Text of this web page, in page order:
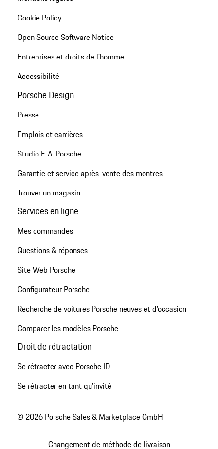
Cookie Policy
Open Source Software Notice
Entreprises et droits de l'homme
Accessibilité
Porsche Design
Presse
Emplois et carrières
Studio F. A. Porsche
Garantie et service après-vente des montres
Trouver un magasin
Services en ligne
Mes commandes
Questions & réponses
Site Web Porsche
Configurateur Porsche
Recherche de voitures Porsche neuves et d'occasion
Comparer les modèles Porsche
Droit de rétractation
Se rétracter avec Porsche ID
Se rétracter en tant qu’invité
© 2026 Porsche Sales & Marketplace GmbH
Changement de méthode de livraison